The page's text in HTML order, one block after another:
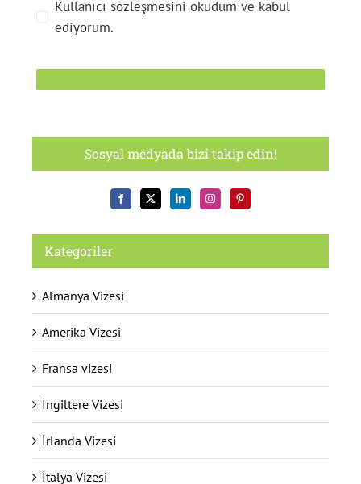
Kullanıcı sözleşmesini okudum ve kabul
ediyorum.
Sosyal medyada bizi takip edin!
Kategoriler
Almanya Vizesi
Amerika Vizesi
Fransa vizesi
İngiltere Vizesi
İrlanda Vizesi
İtalya Vizesi